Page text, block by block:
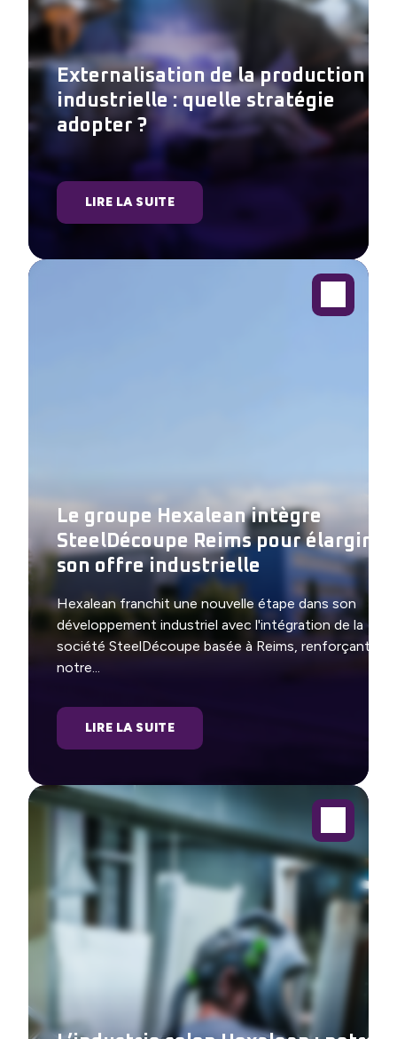
Externalisation de la production
industrielle : quelle stratégie
adopter ?
LIRE LA SUITE
Le groupe Hexalean intègre
SteelDécoupe Reims pour élargir
son offre industrielle
Hexalean franchit une nouvelle étape dans son
développement industriel avec l'intégration de la
société SteelDécoupe basée à Reims, renforçant
notre...
LIRE LA SUITE